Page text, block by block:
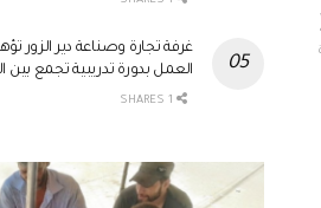
غرفة تجارة وصناعة دير الزور
العمل بدورة تدريبية تجمع بين